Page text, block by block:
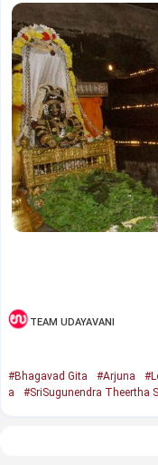
TEAM UDAYAVANI
#Bhagavad Gita #Arjuna
a
#SriSugunendra Theertha